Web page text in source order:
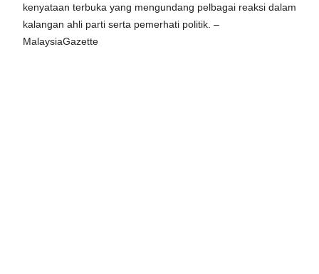
kenyataan terbuka yang mengundang pelbagai reaksi dalam
kalangan ahli parti serta pemerhati politik. –
MalaysiaGazette